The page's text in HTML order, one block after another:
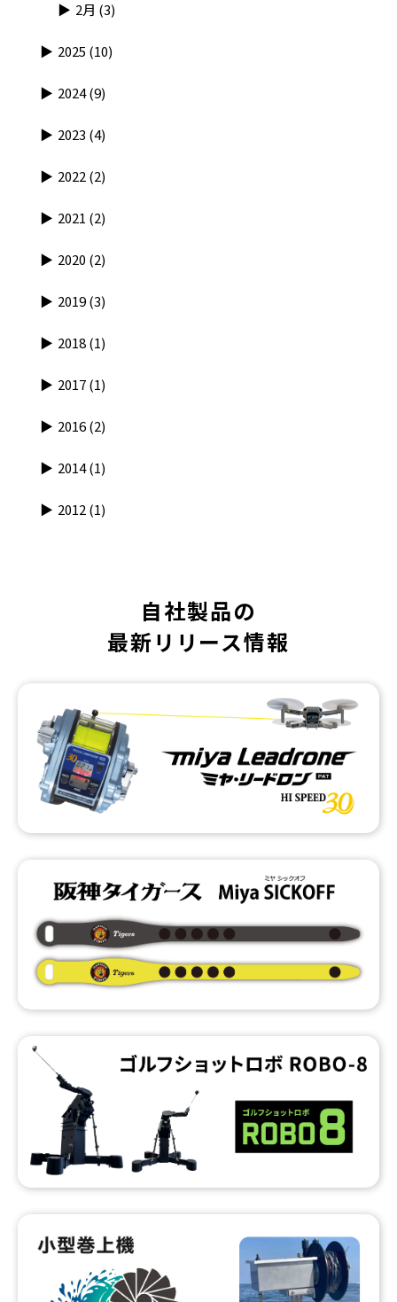
2月 (3)
2025 (10)
2024(9)
2023 (4)
2022(2)
2021 (2)
2020 (2)
2019(3)
2018(1)
2017(1)
2016(2)
2014(1)
2012(1)
自社製品の
最新リリース情報